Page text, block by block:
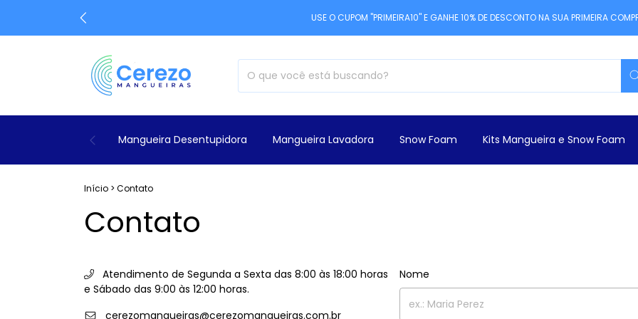
USE O CUPOM "PRIMEIRA10" E GANHE 10% DE DESCONTO NA SUA PRIMEIRA
Mangueira Desentupidora Mangueira Lavadora Snow Foam Kits Mangueira e Snow Foam
Início > Contato
Contato
Atendimento de Segunda a Sexta das 8:00 às 18:00 horas
e Sábado das 9:00 às 12:00 horas.
cerezomangueiras@cerezomangueiras.com.br
Nome